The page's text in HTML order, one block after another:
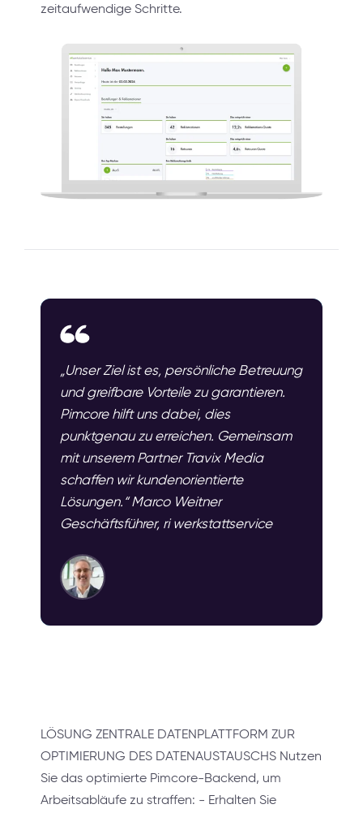
zeitaufwendige Schritte.
„Unser Ziel ist es, persönliche Betreuung
und greifbare Vorteile zu garantieren.
Pimcore hilft uns dabei, dies
punktgenau zu erreichen. Gemeinsam
mit unserem Partner Travix Media
schaffen wir kundenorientierte
Lösungen.“ Marco Weitner
Geschäftsführer, ri werkstattservice
LÖSUNG ZENTRALE DATENPLATTFORM ZUR
OPTIMIERUNG DES DATENAUSTAUSCHS Nutzen
Sie das optimierte Pimcore-Backend, um
Arbeitsabläufe zu straffen: - Erhalten Sie